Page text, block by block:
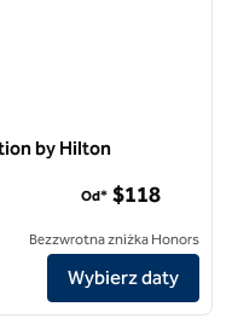
by Hilton
Tapestry Collection by
Od* $118
Bezzwrotna zniżka Honors
Wybierz daty
1/12